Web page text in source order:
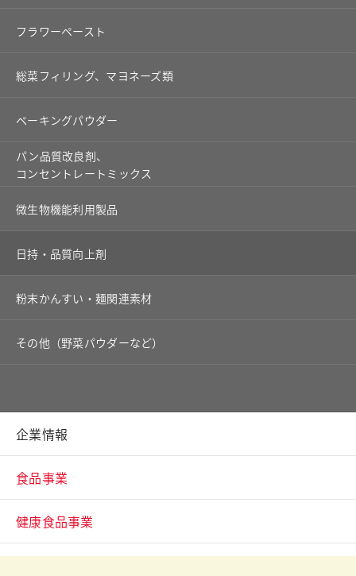
フラワーペースト
総菜フィリング、マヨネーズ類
ベーキングパウダー
パン品質改良剤、
コンセントレートミックス
微生物機能利用製品
日持・品質向上剤
粉末かんすい・麺関連素材
その他（野菜パウダーなど）
企業情報
食品事業
健康食品事業